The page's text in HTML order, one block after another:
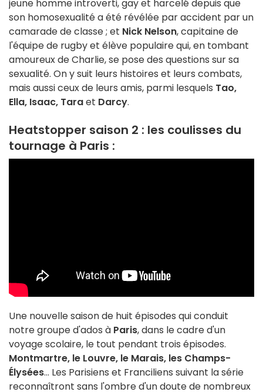
jeune homme introverti, gay et harcelé depuis que
son homosexualité a été révélée par accident par un
camarade de classe ; et Nick Nelson, capitaine de
l'équipe de rugby et élève populaire qui, en tombant
amoureux de Charlie, se pose des questions sur sa
sexualité. On y suit leurs histoires et leurs combats,
mais aussi ceux de leurs amis, parmi lesquels Tao,
Ella, Isaac, Taraet Darcy.
Heatstopper saison 2 : les coulisses du
tournage à Paris :
Une nouvelle saison de huit épisodes qui conduit
notre groupe d'ados à Paris, dans le cadre d'un
voyage scolaire, le tout pendant trois épisodes.
Montmartre, le Louvre, le Marais, les Champs-
Élysées... Les Parisiens et Franciliens suivant la série
reconnaîtront sans l'ombre d'un doute de nombreux